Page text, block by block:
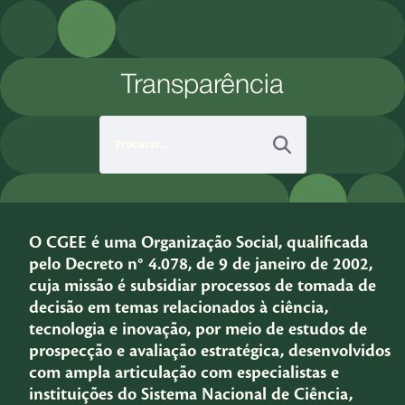
Pular para o Conteúdo principal
Transparência
O CGEE é uma Organização Social, qualificada
pelo Decreto n° 4.078, de 9 de janeiro de 2002,
cuja missão é subsidiar processos de tomada de
decisão em temas relacionados à ciência,
tecnologia e inovação, por meio de estudos de
prospecção e avaliação estratégica, desenvolvidos
com ampla articulação com especialistas e
instituições do Sistema Nacional de Ciência,